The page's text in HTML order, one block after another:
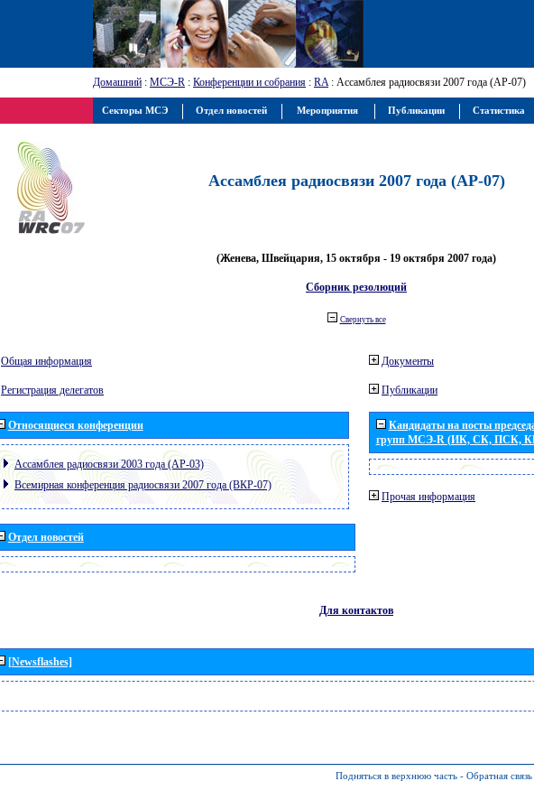
Домашний : МСЭ-R : Конференции и собрания : RA: Ассамблея радиосвязи 2007 года (АР-07)
Ассамблея радиосвязи 2007 года (АР-07)
(Женева, Швейцария, 15 октября - 19 октября 2007 года)
Сборник резолюций
Свернуть все
Общая информация
Регистрация делегатов
Относящиеся конференции
Ассамблея радиосвязи 2003 года (АР-03)
Всемирная конференция радиосвязи 2007 года (ВКР-07)
Отдел новостей
Документы
Публикации
Кандидаты на посты
групп МСЭ-R (ИК, СК, ПСК,
Прочая информация
Для контактов
[Newsflashes]
Подняться в верхнюю часть - Обратная связь
Секторы МСЭ Отдел новостей Мероприятия Публикации Статистика